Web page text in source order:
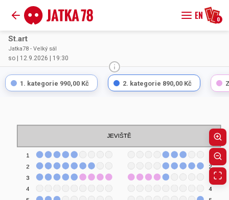
EN 0
St.art
Jatka78 - Velký sál
so | 12.9.2026 | 19:30
1. kategorie 990,00 Kč 2. kategorie 890,00 Kč